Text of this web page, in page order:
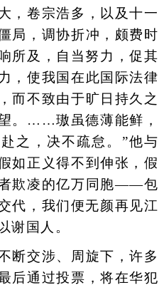
，卷宗浩多，以及十一
局，调协折冲，颇费时
所及，自当努力，促其
，使我国在此国际法律
而不致由于旷日持久之
。……璈虽德薄能鲜，
之，决不疏怠。”他与
如正义得不到伸张，假
欺凌的亿万同胞——包
，我们便无颜再见江
谢国人。
交涉、周旋下，许多
后通过投票，将在华犯